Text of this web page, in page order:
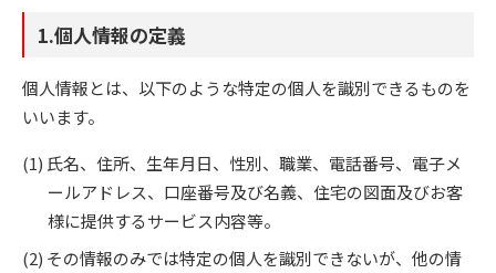
1.個人情報の定義
個人情報とは、以下のような特定の個人を識別できるものを
いいます。
氏名、住所、生年月日、性別、職業、電話番号、電子メ
ールアドレス、口座番号及び名義、住宅の図面及びお客
様に提供するサービス内容等。
その情報のみでは特定の個人を識別できないが、他の情